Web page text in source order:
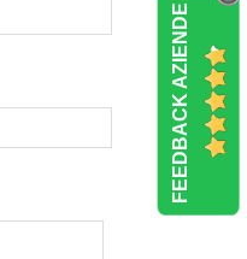
FEEDBACK AZIENDE